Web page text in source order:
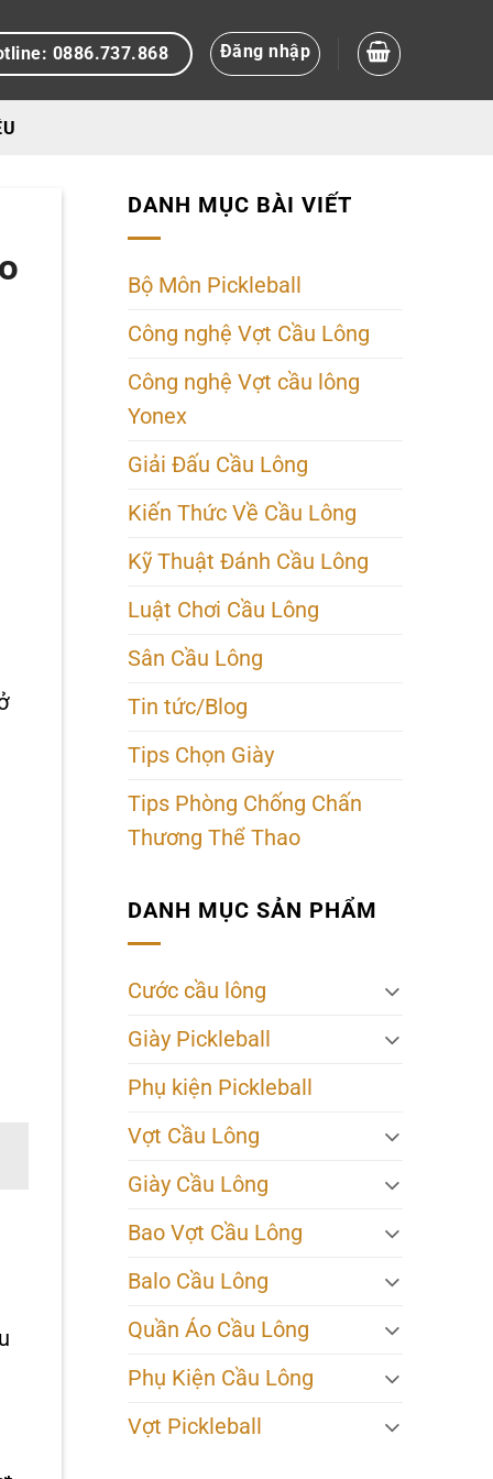
0886.737.868 Đăng nhập
DANH MỤC BÀI VIẾT
Bộ Môn Pickleball
Công nghệ Vợt Cầu Lông
Công nghệ Vợt cầu lông
Yonex
Giải Đấu Cầu Lông
Kiến Thức Về Cầu Lông
Kỹ Thuật Đánh Cầu Lông
Luật Chơi Cầu Lông
Sân Cầu Lông
Tin tức/Blog
Tips Chọn Giày
Tips Phòng Chống Chấn
Thương Thể Thao
DANH MỤC SẢN PHẨM
Cước cầu lông
Giày Pickleball
Phụ kiện Pickleball
Vợt Cầu Lông
Giày Cầu Lông
Bao Vợt Cầu Lông
Balo Cầu Lông
Quần Áo Cầu Lông
Phụ Kiện Cầu Lông
Vợt Pickleball